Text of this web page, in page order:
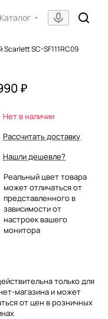
Каталог
SC-SF111RC09
₽
Нет в наличии
Рассчитать доставку
Нашли дешевле?
Реальный цвет товара
может отличаться от
представленного в
зависимости от
настроек вашего
монитора
только для
магазина и может
от цен в розничных